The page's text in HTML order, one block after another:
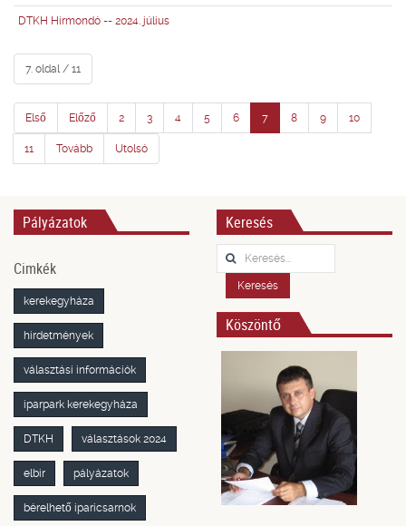
DTKH Hírmondó -- 2024. július
7. oldal / 11
Első Előző 2 3 4 5 6 7 8 9 10
11 Tovább Utolsó
Pályázatok
Cimkék
kerekegyháza
hirdetmények
választási információk
iparpark kerekegyháza
DTKH választások 2024
elbir pályázatok
bérelhető iparicsarnok
Keresés
Keresés...
Keresés
Köszöntő